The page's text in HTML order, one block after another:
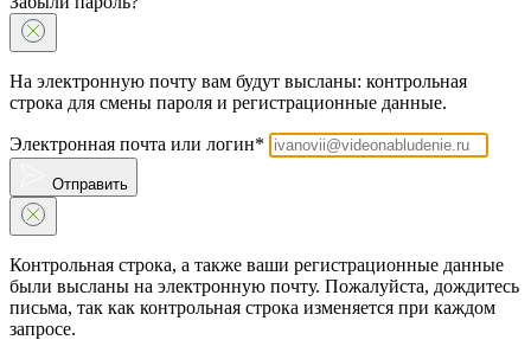
На электронную почту вам будут высланы: контрольная
строка для смены пароля и регистрационные данные.
Электронная почта или логин*
Отправить
Контрольная строка, а также ваши регистрационные данные
были высланы на электронную почту. Пожалуйста, дождитесь
письма, так как контрольная строка изменяется при каждом
запросе.